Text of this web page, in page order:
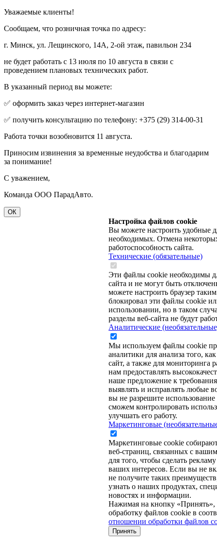
Уважаемые клиенты!
Сообщаем, что розничная точка по адресу:
г. Минск, ул. Лещинского, 14А, 2-ой этаж, павильон 234
не будет работать с 13 июля по 10 августа в связи с
проведением плановых технических работ.
В указанный период вы можете:
✅ оформить заказ через интернет-магазин
✅ получить консультацию по телефону: +375 (29) 314-00-31
Работа точки возобновится 11 августа.
Приносим извинения за временные неудобства и благодарим
за понимание!
С уважением,
Команда ООО ПарадАвто.
ОК
Настройка файлов cookie
Вы можете настроить удобные
необходимых. Отмена
работоспособность сайта.
Технические (обязательные)
Эти файлы cookie необходимы
сайта и не могут быть
можете настроить браузер
блокировал эти файлы cookie
использовании, но в таком
разделы веб-сайта не будут
Аналитические
Мы используем файлы cookie
аналитики для анализа того,
сайт, а также для мониторинга
нам предоставлять
наше предложение к
выявлять и исправлять любые
вы не разрешите
сможем контролировать
улучшать его работу.
Маркетинговые
Маркетинговые cookie
веб-страниц, связанных с
для того, чтобы сделать
ваших интересов. Если вы не
не получите таких
узнать о наших продуктах,
новостях и информации.
Нажимая на кнопку «Принять»,
обработку файлов cookie в
отношении обработки файлов
Принять